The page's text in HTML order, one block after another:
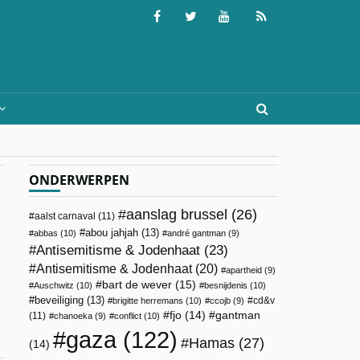
ONDERWERPEN
aalst carnaval (11) aanslag brussel (26)
abbas (10) abou jahjah (13) andré gantman (9)
Antisemitisme & Jodenhaat (23)
Antisemitisme & Jodenhaat(20) apartheid (9)
Auschwitz (10) bart de wever (15) besnijdenis (10)
beveiliging (13) brigitte herremans (10) ccojb (9)
cd&v
(11)
chanoeka (9) conflict (10) fjo (14) gantman
(14) gaza(122) Hamas (27)